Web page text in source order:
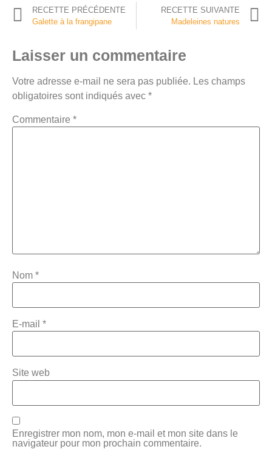
RECETTE PRÉCÉDENTE
Galette à la frangipane
RECETTE SUIVANTE
Madeleines natures
Laisser un commentaire
Votre adresse e-mail ne sera pas publiée. Les champs
obligatoires sont indiqués avec *
Commentaire *
Nom *
E-mail *
Site web
Enregistrer mon nom, mon e-mail et mon site dans le
navigateur pour mon prochain commentaire.